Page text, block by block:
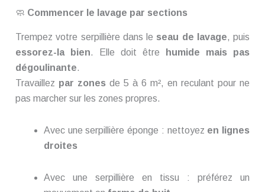
🧼 Commencer le lavage par sections
Trempez votre serpillière dans le seau de lavage, puis
essorez-la bien. Elle doit être
humide mais pas
dégoulinante.
Travaillez par zones de 5 à 6 m², en reculant pour ne
pas marcher sur les zones propres.
Avec une serpillière éponge : nettoyez en lignes
droites
Avec une serpillière en tissu : préférez un